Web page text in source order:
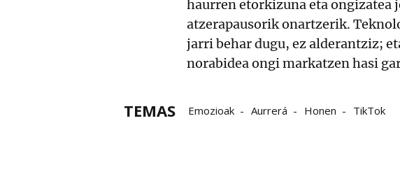
haurren etorkizuna eta ongizatea
atzerapausorik onartzerik.
jarri behar dugu, ez alderantziz;
norabidea ongi markatzen hasi
TEMAS Emozioak Aurrerá Honen TikTok